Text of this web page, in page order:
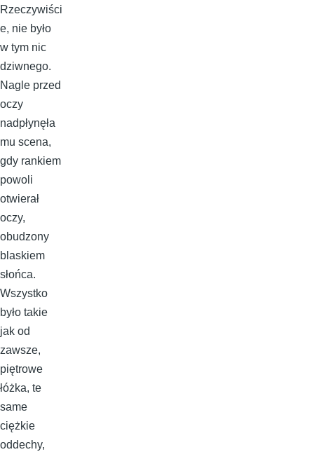
Rzeczywiści
e, nie było
w tym nic
dziwnego.
Nagle przed
oczy
nadpłynęła
mu scena,
gdy rankiem
powoli
otwierał
oczy,
obudzony
blaskiem
słońca.
Wszystko
było takie
jak od
zawsze,
piętrowe
łóżka, te
same
ciężkie
oddechy,